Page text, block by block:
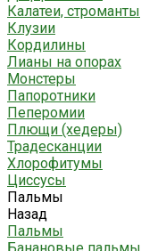
Калатеи, строманты
Клузии
Кордилины
Лианы на опорах
Монстеры
Папоротники
Пеперомии
Плющи (хедеры)
Традесканции
Хлорофитумы
Циссусы
Пальмы
Назад
Пальмы